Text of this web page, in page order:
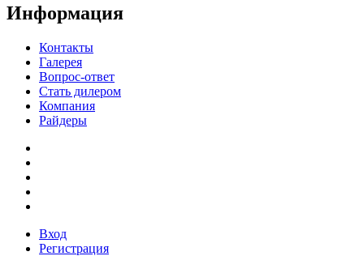
Информация
Контакты
Галерея
Вопрос-ответ
Стать дилером
Компания
Райдеры
Вход
Регистрация